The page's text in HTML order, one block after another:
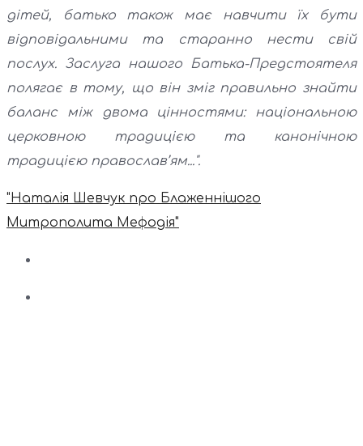
дітей, батько також має навчити їх бути
відповідальними та старанно нести свій
послух. Заслуга нашого Батька-Предстоятеля
полягає в тому, що він зміг правильно знайти
баланс між двома цінностями: національною
церковною традицією та канонічною
традицією православ’ям...".
"Наталія Шевчук про Блаженнішого
Митрополита Мефодія"